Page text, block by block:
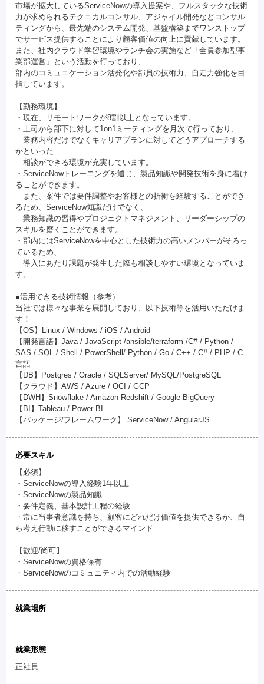
市場が拡大しているServiceNowの導入提案や、フルスタックな技術
力が求められるテクニカルコンサル、アジャイル開発などコンサル
ティングから、最先端のシステム開発、基盤構築までワンストップ
でサービス提供することにより顧客価値の向上に貢献しています。
また、社内クラウド学習環境やランチ会の実施など「全員参加型事
業部運営」という活動を行っており、
部内のコミュニケーション活発化や部員の技術力、自走力強化を目
指しています。
【勤務環境】
・現在、リモートワークが8割以上となっています。
・上司から部下に対して1on1ミーティングを月次で行っており、
業務内容だけでなくキャリアプランに対してどうアプローチする
かといった
相談ができる環境が充実しています。
・ServiceNowトレーニングを通じ、製品知識や開発技術を身に着け
ることができます。
また、案件では要件調整やお客様との折衝を経験することができ
るため、ServiceNow知識だけでなく、
業務知識の習得やプロジェクトマネジメント、リーダーシップの
スキルを磨くことができます。
・部内にはServiceNowを中心とした技術力の高いメンバーがそろっ
ているため、
導入にあたり課題が発生した際も相談しやすい環境となっていま
す。
●活用できる技術情報（参考）
当社では様々な事業を展開しており、以下技術等を活用いただけま
す！
【OS】Linux / Windows / iOS / Android
【開発言語】Java / JavaScript /ansible/terraform /C# / Python /
SAS / SQL / Shell / PowerShell/ Python / Go / C++ / C# / PHP / C
言語
【DB】Postgres / Oracle / SQLServer/ MySQL/PostgreSQL
【クラウド】AWS / Azure / OCI / GCP
【DWH】Snowflake / Amazon Redshift / Google BigQuery
【BI】Tableau / Power BI
【パッケージ/フレームワーク】 ServiceNow / AngularJS
必要スキル
【必須】
・ServiceNowの導入経験1年以上
・ServiceNowの製品知識
・要件定義、基本設計工程の経験
・常に当事者意識を持ち、顧客にどれだけ価値を提供できるか、自
ら考え行動に移すことができるマインド
【歓迎/尚可】
・ServiceNowの資格保有
・ServiceNowのコミュニティ内での活動経験
就業場所
就業形態
正社員